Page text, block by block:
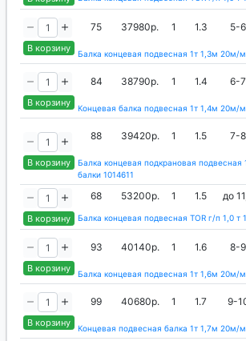
В корзину
75 37980р. 1 1.3 5-6
Балка концевая подвесная 1т 1,3м 20м/
В корзину
84 38790р. 1 1.4 6-7
Концевая балка подвесная 1т 1,4м 20м/
В корзину
88 39420р. 1 1.5 7-8
Балка концевая подкрановая
балки 1014611
В корзину
68 53200р. 1 1.5 до
Балка концевая подвесная TOR г/п 1,0 т
В корзину
93 40140р. 1 1.6 8-9
Балка концевая подвесная 1т 1,6м 20м/
В корзину
99 40680р. 1 1.7 9-
Концевая подвесная балка 1т 1,7м 20м/